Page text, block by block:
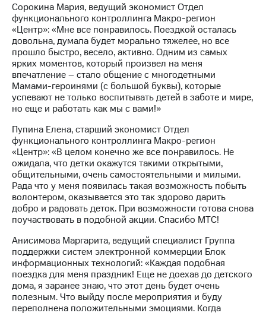
Сорокина Мария, ведущий экономист Отдел
функционального контроллинга Макро-регион
«Центр»: «Мне все понравилось. Поездкой осталась
довольна, думала будет морально тяжелее, но все
прошло быстро, весело, активно. Одним из самых
ярких моментов, который произвел на меня
впечатление – стало общение с многодетными
Мамами-героинями (с большой буквы), которые
успевают не только воспитывать детей в заботе и мире,
но еще и работать как мы с вами!»
Пупина Елена, старший экономист Отдел
функционального контроллинга Макро-регион
«Центр»: «В целом конечно же все понравилось. Не
ожидала, что детки окажутся такими открытыми,
общительными, очень самостоятельными и милыми.
Рада что у меня появилась такая возможность побыть
волонтером, оказывается это так здорово дарить
добро и радовать деток. При возможности готова снова
поучаствовать в подобной акции. Спасибо МТС!
Анисимова Маргарита, ведущий специалист Группа
поддержки систем электронной коммерции Блок
информационных технологий: «Каждая подобная
поездка для меня праздник! Еще не доехав до детского
дома, я заранее знаю, что этот день будет очень
полезным. Что выйду после мероприятия и буду
переполнена положительными эмоциями. Когда